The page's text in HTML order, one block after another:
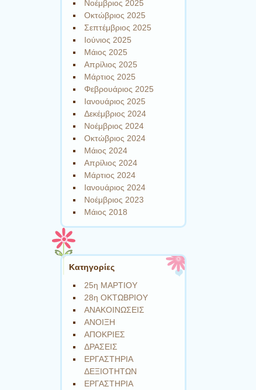
Νοέμβριος 2025
Οκτώβριος 2025
Σεπτέμβριος 2025
Ιούνιος 2025
Μάιος 2025
Απρίλιος 2025
Μάρτιος 2025
Φεβρουάριος 2025
Ιανουάριος 2025
Δεκέμβριος 2024
Νοέμβριος 2024
Οκτώβριος 2024
Μάιος 2024
Απρίλιος 2024
Μάρτιος 2024
Ιανουάριος 2024
Νοέμβριος 2023
Μάιος 2018
Kατηγορίες
25η ΜΑΡΤΙΟΥ
28η ΟΚΤΩΒΡΙΟΥ
ΑΝΑΚΟΙΝΩΣΕΙΣ
ΑΝΟΙΞΗ
ΑΠΟΚΡΙΕΣ
ΔΡΑΣΕΙΣ
ΕΡΓΑΣΤΗΡΙΑ
ΔΕΞΙΟΤΗΤΩΝ
ΕΡΓΑΣΤΗΡΙΑ